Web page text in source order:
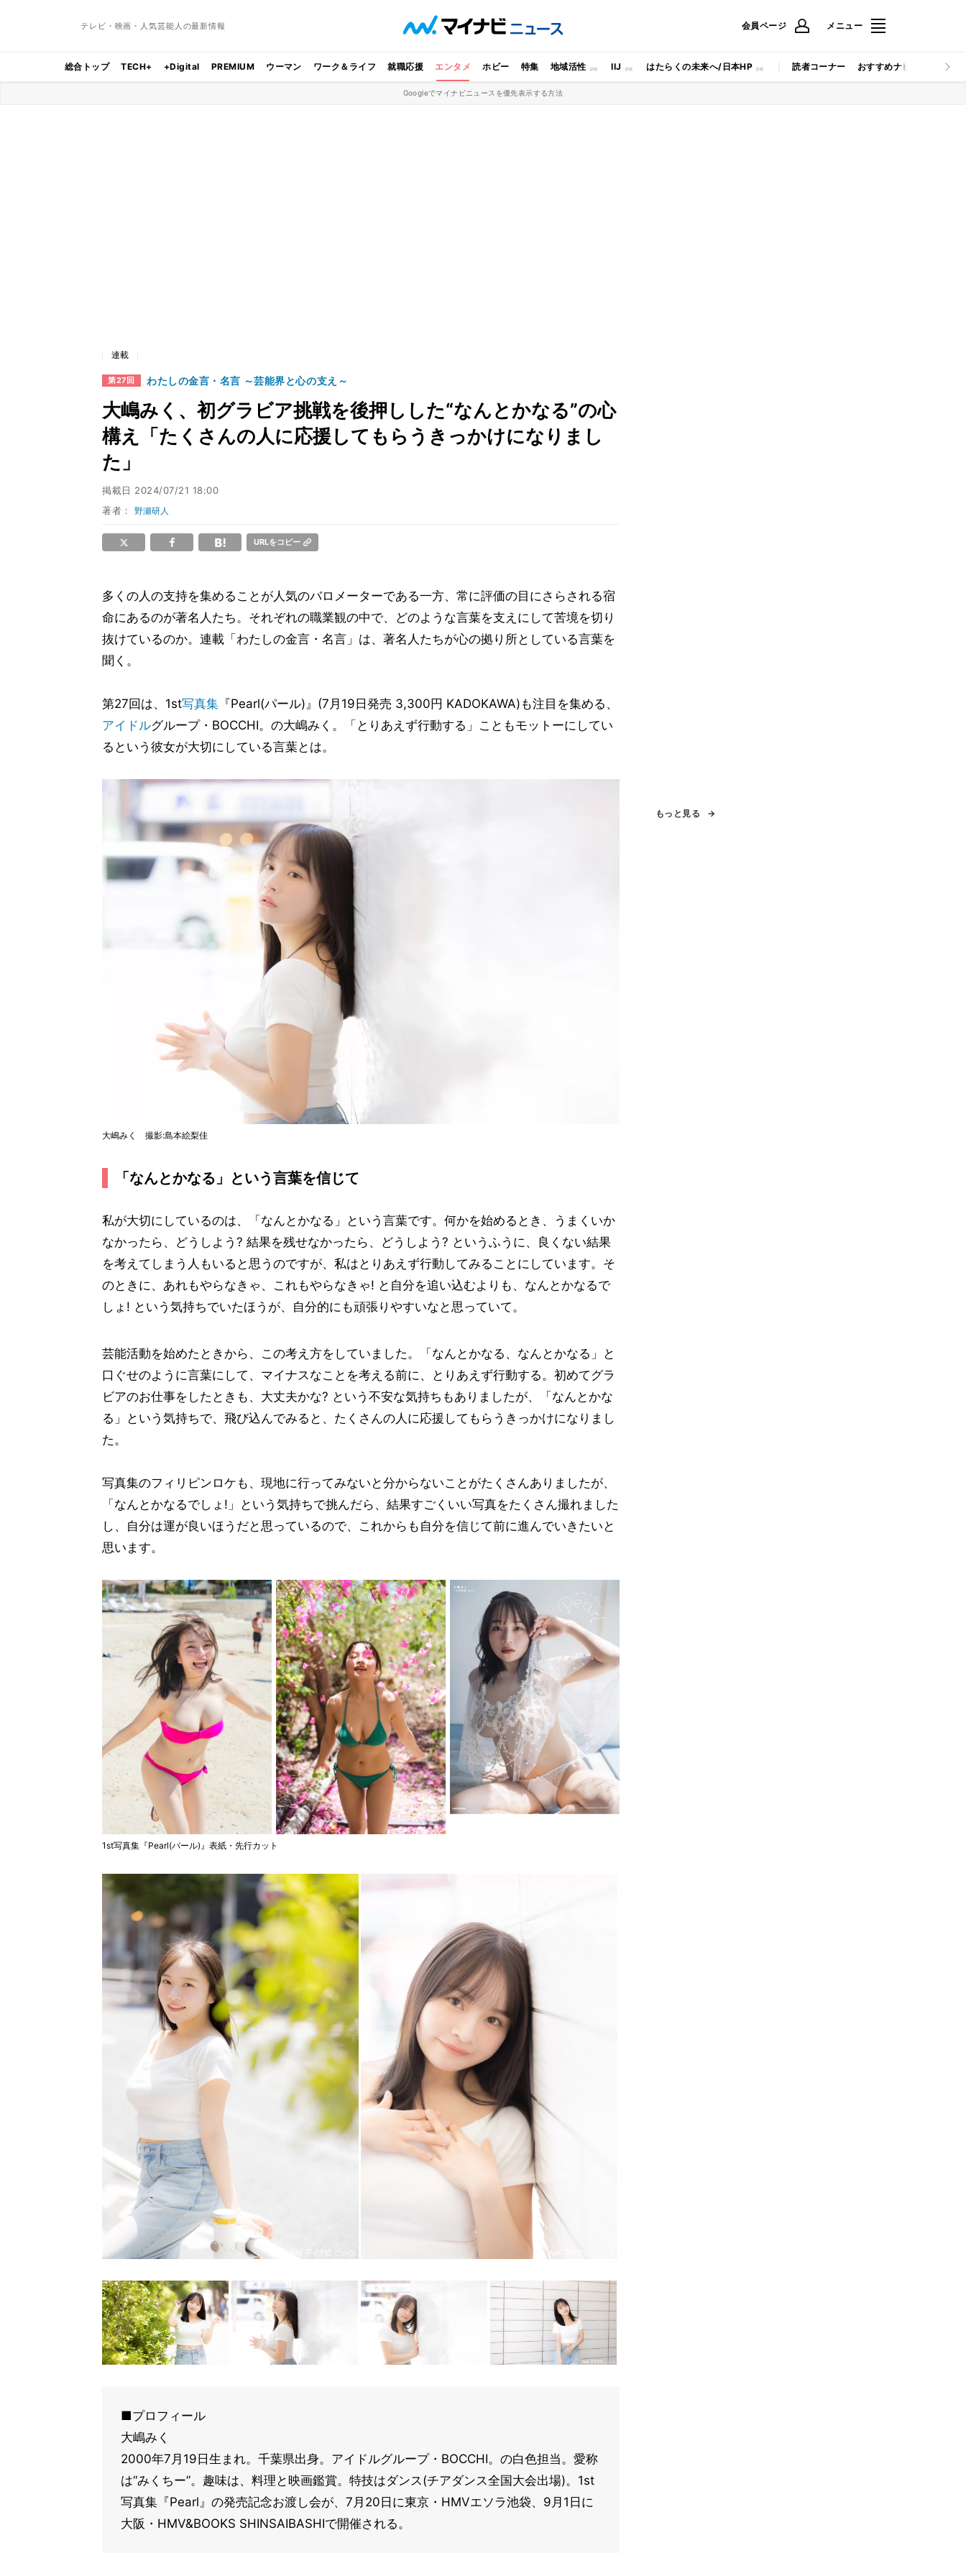
テレビ・映画・人気芸能人の最新情報 会員ページ メニュー
総合トップ TECH+ +Digital PREMIUM ウーマン ワーク＆ライフ 就職応援 エンタメ ホビー 特集 地域活性 IIJ はたらくの未来へ/日本HP 読者コーナー おすすめナビ マイナビ
Googleでマイナビニュースを優先表示する方法
連載
第27回 わたしの金言・名言 ～芸能界と心の支え～
大嶋みく、初グラビア挑戦を後押しした“なんとかなる”の心
構え「たくさんの人に応援してもらうきっかけになりまし
た」
掲載日 2024/07/21 18:00
著者：野瀬研人
URLをコピー
多くの人の支持を集めることが人気のバロメーターである一方、常に評価の目にさらされる宿
命にあるのが著名人たち。それぞれの職業観の中で、どのような言葉を支えにして苦境を切り
抜けているのか。連載「わたしの金言・名言」は、著名人たちが心の拠り所としている言葉を
聞く。
第27回は、1st写真集 『Pearl(パール)』(7月19日発売 3,300円 KADOKAWA)も注目を集める、
アイドルグループ・BOCCHI。の大嶋みく。「とりあえず行動する」こともモットーにしてい
るという彼女が大切にしている言葉とは。
大嶋みく 撮影:島本絵梨佳
「なんとかなる」という言葉を信じて
私が大切にしているのは、「なんとかなる」という言葉です。何かを始めるとき、うまくいか
なかったら、どうしよう? 結果を残せなかったら、どうしよう? というふうに、良くない結果
を考えてしまう人もいると思うのですが、私はとりあえず行動してみることにしています。そ
のときに、あれもやらなきゃ、これもやらなきゃ! と自分を追い込むよりも、なんとかなるで
しょ! という気持ちでいたほうが、自分的にも頑張りやすいなと思っていて。
芸能活動を始めたときから、この考え方をしていました。「なんとかなる、なんとかなる」と
口ぐせのように言葉にして、マイナスなことを考える前に、とりあえず行動する。初めてグラ
ビアのお仕事をしたときも、大丈夫かな? という不安な気持ちもありましたが、「なんとかな
る」という気持ちで、飛び込んでみると、たくさんの人に応援してもらうきっかけになりまし
た。
写真集のフィリピンロケも、現地に行ってみないと分からないことがたくさんありましたが、
「なんとかなるでしょ!」という気持ちで挑んだら、結果すごくいい写真をたくさん撮れました
し、自分は運が良いほうだと思っているので、これからも自分を信じて前に進んでいきたいと
思います。
1st写真集『Pearl(パール)』表紙・先行カット
■プロフィール
大嶋みく
2000年7月19日生まれ。千葉県出身。アイドルグループ・BOCCHI。の白色担当。愛称
は“みくちー”。趣味は、料理と映画鑑賞。特技はダンス(チアダンス全国⼤会出場)。1st
写真集『Pearl』の発売記念お渡し会が、7月20日に東京・HMVエソラ池袋、9月1日に
大阪・HMV&BOOKS SHINSAIBASHIで開催される。
もっと見る